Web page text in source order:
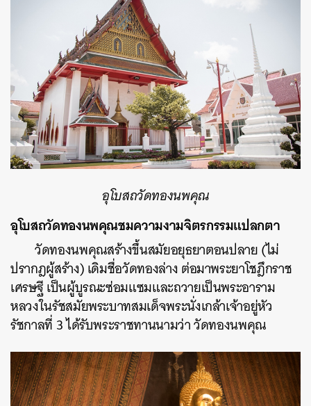
อุโบสถวัดทองนพคุณ
อุโบสถวัดทองนพคุณชมความงามจิตรกรรมแปลกตา
วัดทองนพคุณสร้างขึ้นสมัยอยุธยาตอนปลาย (ไม่
ปรากฎผู้สร้าง) เดิมชื่อวัดทองล่าง ต่อมาพระยาโชฎึกราช
เศรษฐี เป็นผู้บูรณะซ่อมแซมและถวายเป็นพระอาราม
หลวงในรัชสมัยพระบาทสมเด็จพระนั่งเกล้าเจ้าอยู่หัว
รัชกาลที่ 3 ได้รับพระราชทานนามว่า วัดทองนพคุณ